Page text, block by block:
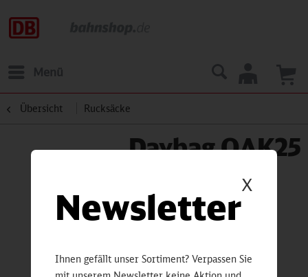
Menü
Übersicht Rucksäcke
Daybag OAK25
X
Newsletter
Ihnen gefällt unser Sortiment? Verpassen Sie